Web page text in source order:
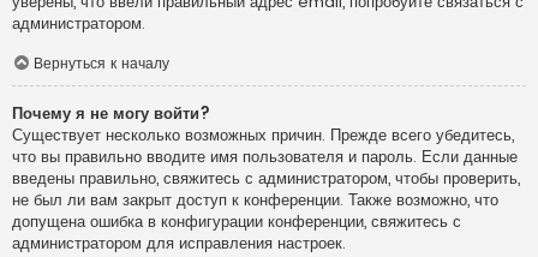
администратором.
Вернуться к началу
Почему я не могу войти?
Существует несколько возможных причин. Прежде всего убедитесь,
что вы правильно вводите имя пользователя и пароль. Если данные
введены правильно, свяжитесь с администратором, чтобы проверить,
не был ли вам закрыт доступ к конференции. Также возможно, что
допущена ошибка в конфигурации конференции, свяжитесь с
администратором для исправления настроек.